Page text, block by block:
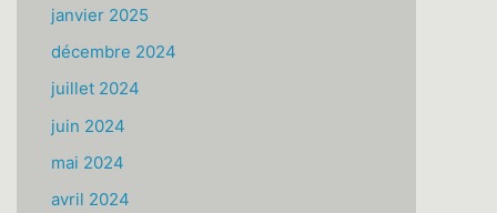
janvier 2025
décembre 2024
juillet 2024
juin 2024
mai 2024
avril 2024